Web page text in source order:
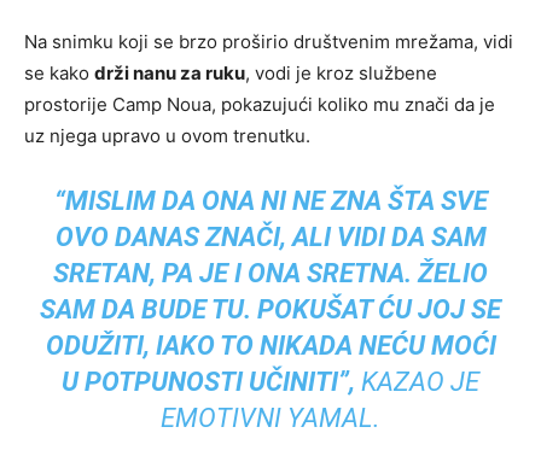
Na snimku koji se brzo proširio društvenim mrežama, vidi
se kako drži nanu za ruku, vodi je kroz službene
prostorije Camp Noua, pokazujući koliko mu znači da je
uz njega upravo u ovom trenutku.
“MISLIM DA ONA NI NE ZNA ŠTA SVE
OVO DANAS ZNAČI, ALI VIDI DA SAM
SRETAN, PA JE I ONA SRETNA. ŽELIO
SAM DA BUDE TU. POKUŠAT ĆU JOJ SE
ODUŽITI, IAKO TO NIKADA NEĆU MOĆI
U POTPUNOSTI UČINITI”, KAZAO JE
EMOTIVNI YAMAL.